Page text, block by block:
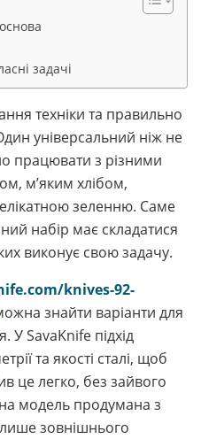
задачі
техніки та правильно
універсальний ніж не
працювати з різними
м’яким хлібом,
зеленню. Саме
набір має складатися
виконує свою задачу.
knives-92-
знайти варіанти для
У SavaKnife підхід
та якості сталі, щоб
це легко, без зайвого
модель продумана з
зовнішнього